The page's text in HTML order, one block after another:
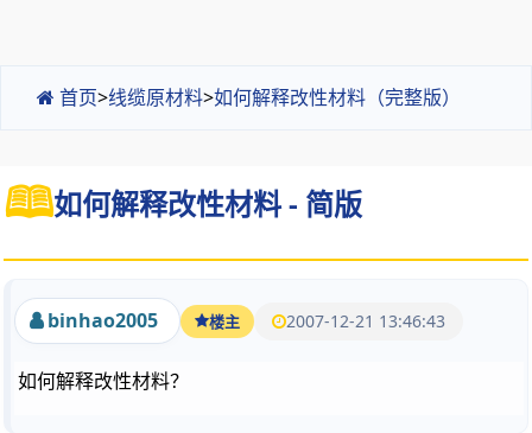
首页>线缆原材料>如何解释改性材料（完整版）
如何解释改性材料 - 简版
binhao2005 楼主 2007-12-21 13:46:43
如何解释改性材料？